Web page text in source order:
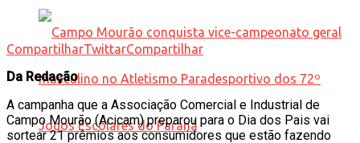
CompartilharTwittarCompartilhar
Da Redação
A campanha que a Associação Comercial e Industrial de
Campo Mourão (Acicam) preparou para o Dia dos Pais vai
sortear 21 prêmios aos consumidores que estão fazendo